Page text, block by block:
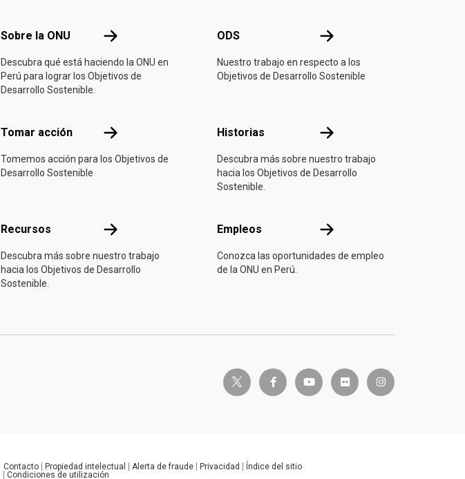
Sobre la ONU Sobre la ONU
Descubra qué está haciendo la ONU en
Perú para lograr los Objetivos de
Desarrollo Sostenible.
ODS ODS
Nuestro trabajo en respecto a los
Objetivos de Desarrollo Sostenible
Tomar acción Tomar acción
Tomemos acción para los Objetivos de
Desarrollo Sostenible
Historias Historias
Descubra más sobre nuestro trabajo
hacia los Objetivos de Desarrollo
Sostenible.
Recursos Recursos
Descubra más sobre nuestro trabajo
hacia los Objetivos de Desarrollo
Sostenible.
Empleos Empleos
Conozca las oportunidades de empleo
de la ONU en Perú.
twitter-x facebook-fyoutube flickr instagram
Global U.N. menu
Contacto Propiedad intelectual Alerta de fraude Privacidad
Índice del sitio
Condiciones de utilización